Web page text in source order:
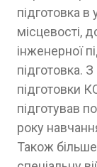
підготовка в
місцевості,
інженерної
підготовка.
підготовки
підготував
року
Також